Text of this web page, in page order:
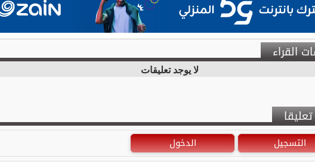
القراء
لا يوجد تعليقات
التسجيل الدخول